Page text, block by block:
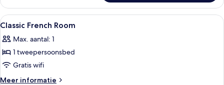
Twin
kamer
Alle
foto's
voor
Classic
French
Room
Een hotelkamer met balkon, bureau
5
Classic French Room
Max. aantal: 1
1 tweepersoonsbed
Gratis wifi
Meer informatie
Meer